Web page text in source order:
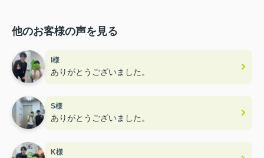
他のお客様の声を見る
I様
ありがとうございました。
S様
ありがとうございました。
K様